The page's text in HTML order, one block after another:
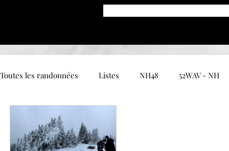
Toutes les randonnées Listes NH48 52WAV - NH
New Hampshire - Autres